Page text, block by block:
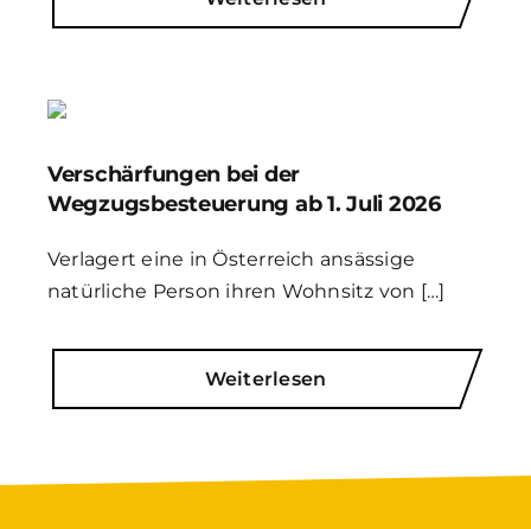
Verschärfungen bei der
Wegzugsbesteuerung ab 1. Juli 2026
Verlagert eine in Österreich ansässige
natürliche Person ihren Wohnsitz von […]
Weiterlesen